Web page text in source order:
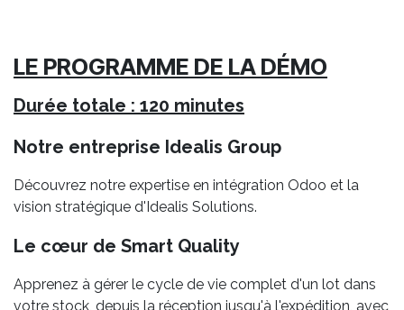
LE PROGRAMME DE LA DÉMO
Durée totale : 120 minutes
Notre entreprise Idealis Group
Découvrez notre expertise en intégration Odoo et la
vision stratégique d'Idealis Solutions.
Le cœur de Smart Quality
Apprenez à gérer le cycle de vie complet d'un lot dans
votre stock, depuis la réception jusqu'à l'expédition, avec